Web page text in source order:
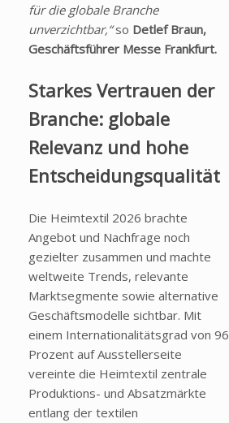
für die globale Branche
unverzichtbar,“so Detlef Braun,
Geschäftsführer Messe Frankfurt.
Starkes Vertrauen der
Branche: globale
Relevanz und hohe
Entscheidungsqualität
Die Heimtextil 2026 brachte
Angebot und Nachfrage noch
gezielter zusammen und machte
weltweite Trends, relevante
Marktsegmente sowie alternative
Geschäftsmodelle sichtbar. Mit
einem Internationalitätsgrad von 96
Prozent auf Ausstellerseite
vereinte die Heimtextil zentrale
Produktions- und Absatzmärkte
entlang der textilen